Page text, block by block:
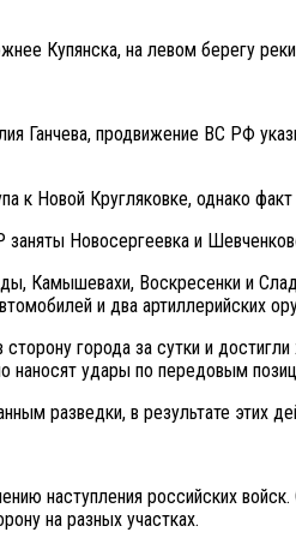
Купянска, на левом берегу
Ганчева, продвижение ВС РФ
к Новой Кругляковке, однако
Новосергеевка и
Камышевахи, Воскресенки и
и два артиллерийских
города за сутки и
наносят удары по передовым
разведки, в результате этих
наступления российских
на разных участках.